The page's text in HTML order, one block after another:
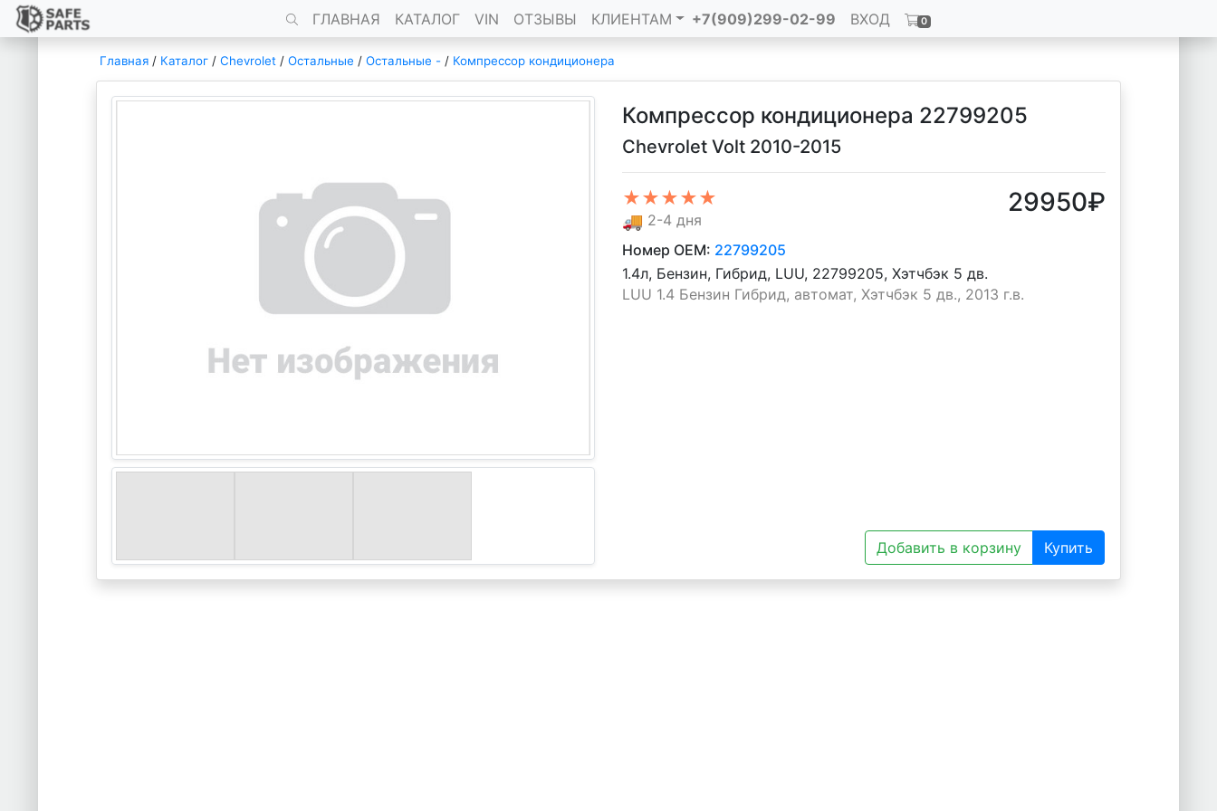
ГЛАВНАЯ КАТАЛОГ VIN ОТЗЫВЫ КЛИЕНТАМ +7(909)299-02-99 ВХОД 0
Главная / Каталог / Chevrolet / Остальные / Остальные - / Компрессор кондиционера
Компрессор кондиционера 22799205
Chevrolet Volt 2010-2015
★★★★★
🚚 2-4 дня
29950₽
Номер OEM: 22799205
1.4л, Бензин, Гибрид, LUU, 22799205, Хэтчбэк 5 дв.
LUU 1.4 Бензин Гибрид, автомат, Хэтчбэк 5 дв., 2013 г.в.
Добавить в корзину Купить